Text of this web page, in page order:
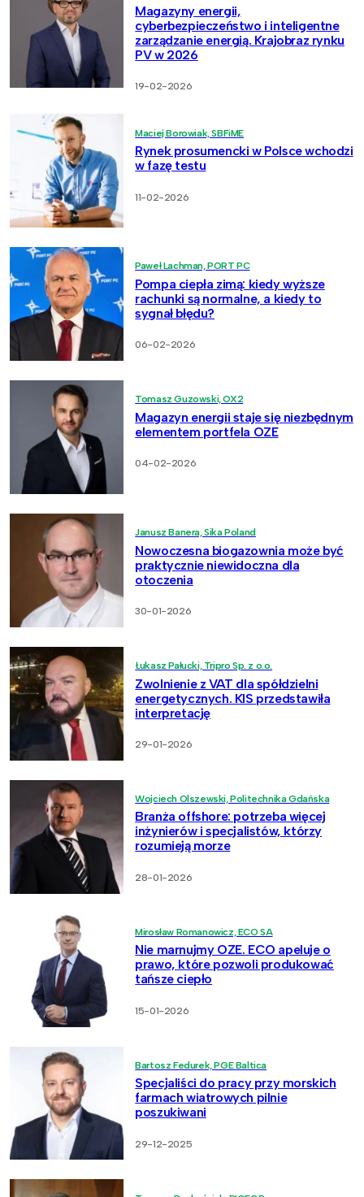
Magazyny energii,
cyberbezpieczeństwo i inteligentne
zarządzanie energią. Krajobraz rynku
PV w 2026
19-02-2026
Maciej Borowiak, SBFiME
Rynek prosumencki w Polsce wchodzi
w fazę testu
11-02-2026
Paweł Lachman, PORT PC
Pompa ciepła zimą: kiedy wyższe
rachunki są normalne, a kiedy to
sygnał błędu?
06-02-2026
Tomasz Guzowski, OX2
Magazyn energii staje się niezbędnym
elementem portfela OZE
04-02-2026
Janusz Banera, Sika Poland
Nowoczesna biogazownia może być
praktycznie niewidoczna dla
otoczenia
30-01-2026
Łukasz Pałucki, Tripro Sp. z o.o.
Zwolnienie z VAT dla spółdzielni
energetycznych. KIS przedstawiła
interpretację
29-01-2026
Wojciech Olszewski, Politechnika Gdańska
Branża offshore: potrzeba więcej
inżynierów i specjalistów, którzy
rozumieją morze
28-01-2026
Mirosław Romanowicz, ECO SA
Nie marnujmy OZE. ECO apeluje o
prawo, które pozwoli produkować
tańsze ciepło
15-01-2026
Bartosz Fedurek, PGE Baltica
Specjaliści do pracy przy morskich
farmach wiatrowych pilnie
poszukiwani
29-12-2025